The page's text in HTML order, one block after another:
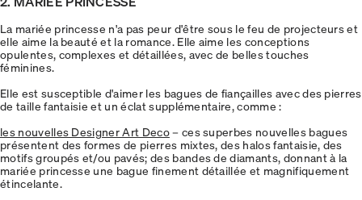
La mariée princesse n'a pas peur d'être sous le feu de projecteurs et
elle aime la beauté et la romance. Elle aime les conceptions
opulentes, complexes et détaillées, avec de belles touches
féminines.
Elle est susceptible d'aimer les bagues de fiançailles avec des pierres
de taille fantaisie et un éclat supplémentaire, comme :
les nouvelles Designer Art Deco– ces superbes nouvelles bagues
présentent des formes de pierres mixtes, des halos fantaisie, des
motifs groupés et/ou pavés; des bandes de diamants, donnant à la
mariée princesse une bague finement détaillée et magnifiquement
étincelante.